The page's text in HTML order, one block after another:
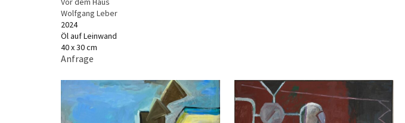
Wolfgang Leber
2024
Öl auf Leinwand
40 x 30 cm
Anfrage